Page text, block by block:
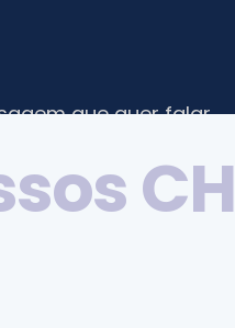
que quer falar
sosCH